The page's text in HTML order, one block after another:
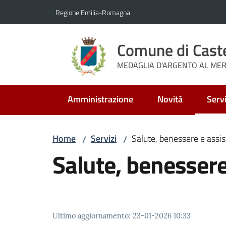
Regione Emilia-Romagna
Comune di
MEDAGLIA D'ARGENTO AL
Amministrazione Novità
Home / Servizi / Salute, benessere e
Salute,
Ultimo aggiornamento: 23-01-2026 10:33